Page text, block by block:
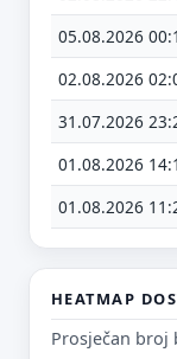
05.08.2026
02.08.2026
31.07.2026
01.08.2026
01.08.2026
HEATMAP
Prosječan broj